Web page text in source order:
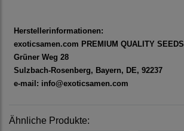
Herstellerinformationen:
exoticsamen.com PREMIUM QUALITY SEEDS
Grüner Weg 28
Sulzbach-Rosenberg, Bayern, DE, 92237
e-mail: info@exoticsamen.com
Ähnliche Produkte: